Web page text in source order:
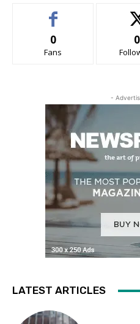
0
Fans
0
-
LATEST ARTICLES